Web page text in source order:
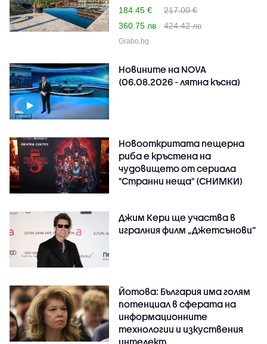
184.45 €
217.00 €
360.75 лв
424.42 лв
Grabo.bg
Новините на NOVA
(06.08.2026 - лятна късна)
Новооткритата пещерна
риба е кръстена на
чудовището от сериала
"Странни неща" (СНИМКИ)
Джим Кери ще участва в
игралния филм „Джетсънови“
Йотова: България има голям
потенциал в сферата на
информационните
технологии и изкуствения
интелект